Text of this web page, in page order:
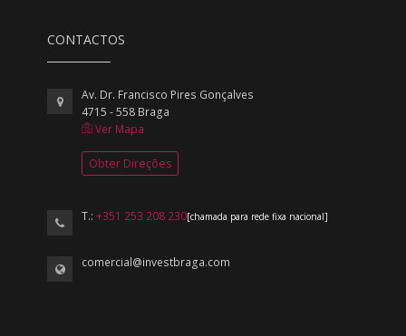
CONTACTOS
Av. Dr. Francisco Pires Gonçalves
4715 - 558 Braga
Ver Mapa
Obter Direções
T.:+351 253 208 230[chamada para rede fixa nacional]
comercial@investbraga.com